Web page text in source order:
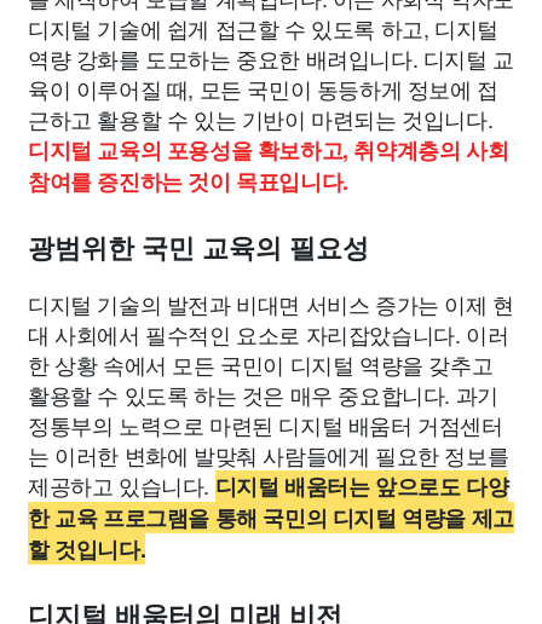
디지털 기술에 쉽게 접근할 수 있도록 하고, 디지털
역량 강화를 도모하는 중요한 배려입니다. 디지털 교
육이 이루어질 때, 모든 국민이 동등하게 정보에 접
근하고 활용할 수 있는 기반이 마련되는 것입니다.
디지털 교육의 포용성을 확보하고, 취약계층의 사회
참여를 증진하는 것이 목표입니다.
광범위한 국민 교육의 필요성
디지털 기술의 발전과 비대면 서비스 증가는 이제 현
대 사회에서 필수적인 요소로 자리잡았습니다. 이러
한 상황 속에서 모든 국민이 디지털 역량을 갖추고
활용할 수 있도록 하는 것은 매우 중요합니다. 과기
정통부의 노력으로 마련된 디지털 배움터 거점센터
는 이러한 변화에 발맞춰 사람들에게 필요한 정보를
제공하고 있습니다. 디지털 배움터는 앞으로도 다양
한 교육 프로그램을 통해 국민의 디지털 역량을 제고
할 것입니다.
디지털 배움터의 미래 비전